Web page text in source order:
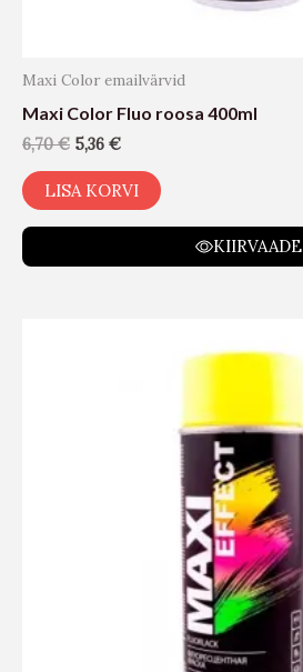
Maxi Color emailvärvid
Maxi Color Fluo roosa 400ml
6,70€ 5,36 €
LISA KORVI
KIIRVAADE